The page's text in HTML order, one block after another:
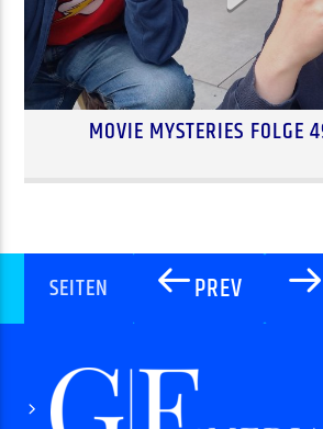
MOVIE MYSTERIES FOLGE
SEITEN PREV